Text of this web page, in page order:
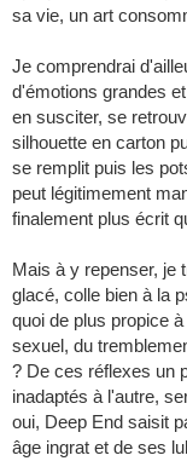
sa vie, un art
Je comprendrai
d'émotions grandes
en susciter, se
silhouette en carton
se remplit puis les
peut légitimement
finalement plus écrit
Mais à y repenser, je
glacé, colle bien à la
quoi de plus propice
sexuel, du
? De ces réflexes un
inadaptés à l'autre,
oui, Deep End saisit
âge ingrat et de ses